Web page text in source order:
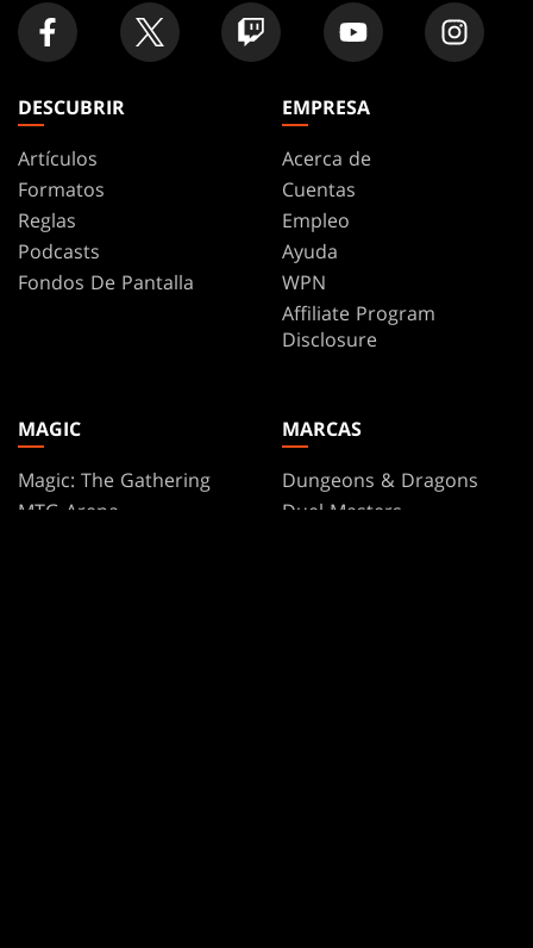
DESCUBRIR
Artículos
Formatos
Reglas
Podcasts
Fondos De Pantalla
EMPRESA
Acerca de
Cuentas
Empleo
Ayuda
WPN
Affiliate Program
Disclosure
MAGIC
Magic: The Gathering
MTG Arena
MARCAS
Dungeons & Dragons
Duel Masters